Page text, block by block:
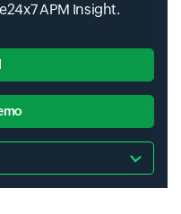
APM Insight.